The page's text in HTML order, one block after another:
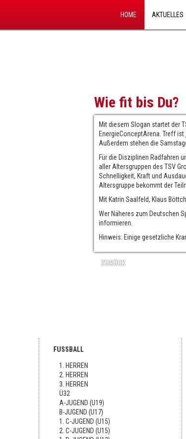
überspringen
HOME AKTUELLES
Wie fit bis Du?
Mit diesem Slogan startet der
EnergieConceptArena. Treff ist
Außerdem stehen die
Für die Disziplinen Radfahren
aller Altersgruppen des TSV
Schnelligkeit, Kraft und
Altersgruppe bekommt der
Mit Katrin Saalfeld, Klaus
Wer Näheres zum Deutschen
informieren.
Hinweis: Einige gesetzliche
ZURÜCK
FUSSBALL
1. HERREN
2. HERREN
3. HERREN
Ü32
A-JUGEND (U19)
B-JUGEND (U17)
1. C-JUGEND (U15)
2. C-JUGEND (U15)